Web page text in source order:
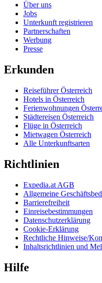
Über uns
Jobs
Unterkunft registrieren
Partnerschaften
Werbung
Presse
Erkunden
Reiseführer Österreich
Hotels in Österreich
Ferienwohnungen
Städtereisen Österreich
Flüge in Österreich
Mietwagen Österreich
Alle Unterkunftsarten
Richtlinien
Expedia.at AGB
Allgemeine
Barrierefreiheit
Einreisebestimmungen
Datenschutzerklärung
Cookie-Erklärung
Rechtliche Hinweise/
Inhaltsrichtlinien und
Hilfe